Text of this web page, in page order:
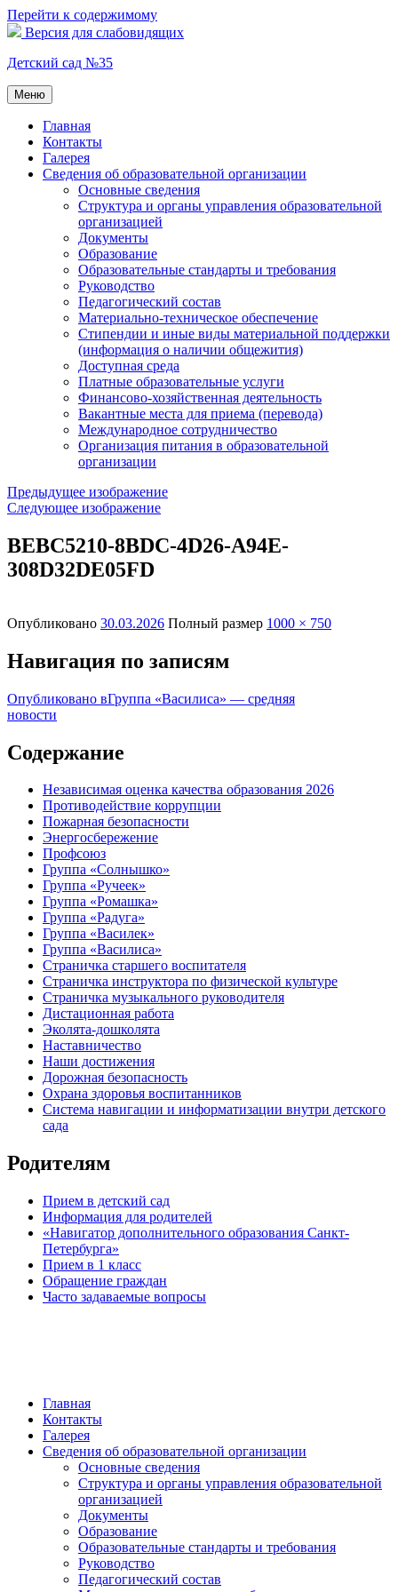
Перейти к содержимому
Версия для слабовидящих
Детский сад №35
Меню
Главная
Контакты
Галерея
Сведения об образовательной организации
Основные сведения
Структура и органы управления образовательной
организацией
Документы
Образование
Образовательные стандарты и требования
Руководство
Педагогический состав
Материально-техническое обеспечение
Стипендии и иные виды материальной поддержки
(информация о наличии общежития)
Доступная среда
Платные образовательные услуги
Финансово-хозяйственная деятельность
Вакантные места для приема (перевода)
Международное сотрудничество
Организация питания в образовательной
организации
Предыдущее изображение
Следующее изображение
BEBC5210-8BDC-4D26-A94E-
308D32DE05FD
Опубликовано 30.03.2026 Полный размер 1000 × 750
Навигация по записям
Опубликовано вГруппа «Василиса» — средняя
новости
Содержание
Независимая оценка качества образования 2026
Противодействие коррупции
Пожарная безопасности
Энергосбережение
Профсоюз
Группа «Солнышко»
Группа «Ручеек»
Группа «Ромашка»
Группа «Радуга»
Группа «Василек»
Группа «Василиса»
Страничка старшего воспитателя
Страничка инструктора по физической культуре
Страничка музыкального руководителя
Дистационная работа
Эколята-дошколята
Наставничество
Наши достижения
Дорожная безопасность
Охрана здоровья воспитанников
Система навигации и информатизации внутри детского
сада
Родителям
Прием в детский сад
Информация для родителей
«Навигатор дополнительного образования Санкт-
Петербурга»
Прием в 1 класс
Обращение граждан
Часто задаваемые вопросы
Главная
Контакты
Галерея
Сведения об образовательной организации
Основные сведения
Структура и органы управления образовательной
организацией
Документы
Образование
Образовательные стандарты и требования
Руководство
Педагогический состав